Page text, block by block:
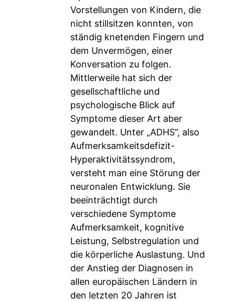
Vorstellungen von Kindern, die
nicht stillsitzen konnten, von
ständig knetenden Fingern und
dem Unvermögen, einer
Konversation zu folgen.
Mittlerweile hat sich der
gesellschaftliche und
psychologische Blick auf
Symptome dieser Art aber
gewandelt. Unter „ADHS“, also
Aufmerksamkeitsdefizit-
Hyperaktivitätssyndrom,
versteht man eine Störung der
neuronalen Entwicklung. Sie
beeinträchtigt durch
verschiedene Symptome
Aufmerksamkeit, kognitive
Leistung, Selbstregulation und
die körperliche Auslastung. Und
der Anstieg der Diagnosen in
allen europäischen Ländern in
den letzten 20 Jahren ist